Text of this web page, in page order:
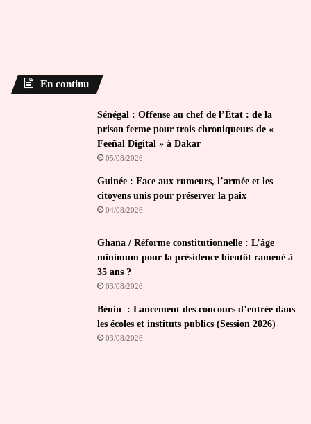
En continu
Sénégal : Offense au chef de l’État : de la
prison ferme pour trois chroniqueurs de «
Feeñal Digital » à Dakar
05/08/2026
Guinée : Face aux rumeurs, l’armée et les
citoyens unis pour préserver la paix
04/08/2026
Ghana / Réforme constitutionnelle : L’âge
minimum pour la présidence bientôt ramené à
35 ans ?
03/08/2026
Bénin : Lancement des concours d’entrée dans
les écoles et instituts publics (Session 2026)
03/08/2026